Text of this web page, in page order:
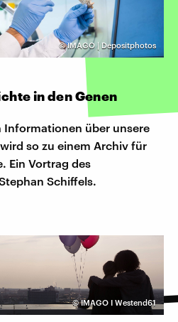
©IMAGO | Depositphotos
in den Genen
Informationen über unsere
so zu einem Archiv für
Ein Vortrag des
Schiffels.
©IMAGO I Westend61